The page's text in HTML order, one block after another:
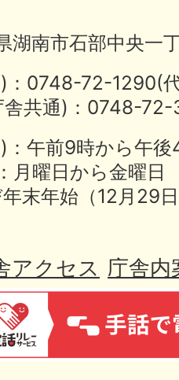
南市石部中央一
)：0748-72-
舎共通)：0748-
：午前9時から午
月曜日から金曜日
末年始（12月29
アクセス 庁舎内